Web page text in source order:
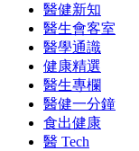
醫健新知
醫生會客室
醫學通識
健康精選
醫生專欄
醫健一分鐘
食出健康
醫 Tech